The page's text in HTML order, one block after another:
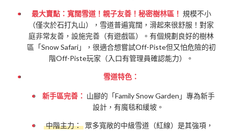
最大賣點：寬闊雪道！親子友善！秘密樹林區！ 規模不小
（僅次於石打丸山），雪道普遍寬闊，滑起來很舒服！對家
庭非常友善，設施完善（有遊戲區）。有個規劃良好的樹林
區「Snow Safari」，很適合想嘗試Off-Piste但又怕危險的初
階Off-Piste玩家（入口有管理員確認能力）。
雪道特色：
新手區完善： 山腳的「Family Snow Garden」專為新手
設計，有魔毯和緩坡。
中階主力： 眾多寬敞的中級雪道（紅線）是其強項，